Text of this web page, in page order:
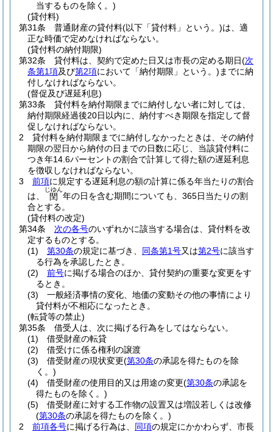
当するものを除く。)
(貸付料)
第31条
普通財産の貸付料(以下「貸付料」という。)は、適
正な時価で定めなければならない。
(貸付料の納付期限)
第32条
貸付料は、契約で定めた日又は市長の定める期日(次
条第1項及び第2項において「納付期限」という。) までに納
付しなければならない。
(督促及び遅延利息)
第33条
貸付料を納付期限までに納付しない者に対しては、
納付期限経過後20日以内に、納付すべき期限を指定して督
促しなければならない。
2
貸付料を納付期限までに納付しなかったときは、その納付
期限の翌日から納付の日までの日数に応じ、当該貸付料に
つき年14.6パーセントの割合で計算して得た額の遅延利息
を徴収しなければならない。
3
前項に規定する遅延利息の額の計算に係る年当たりの割合
は、
閏
じゆん
年の日を含む期間についても、365日当たりの割
合とする。
(貸付料の改定)
第34条
次の各号のいずれかに該当する場合は、貸付料を改
定するものとする。
(1)
第30条の規定に基づき、 同条第1号又は第2号に該当す
る行為を承認したとき。
(2)
前号に掲げる場合のほか、貸付契約の重要な変更をす
るとき。
(3)
一般経済事情の変化、地価の変動その他の事情により
貸付料が不相応になったとき。
(転貸等の禁止)
第35条
借受人は、次に掲げる行為をしてはならない。
(1)
借受財産の転貸
(2)
借受けに係る権利の譲渡
(3)
借受財産の現状変更(第30条の承認を得たものを除
く。)
(4)
借受財産の使用目的又は用途の変更(第30条の承認を
得たものを除く。)
(5)
借受財産に対する工作物の設置又は増設若しくは改修
(第30条の承認を得たものを除く。)
2
前項各号に掲げる行為は、 同項の規定にかかわらず、市長